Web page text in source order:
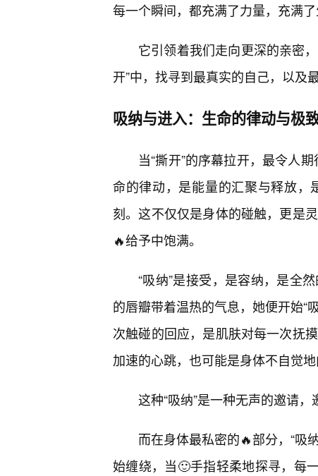
每一个瞬间，都充满了力量，充满了
它引领着我们走向更深的亲密
开”中，找寻到最真实的自己，以及
吸纳与进入：生命的律动与极
当“撕开”的序幕拉开，最令人
命的律动，是能量的汇聚与释放
刻。这不仅仅是身体的碰触，更是
🔥给予中饱满。
“吸纳”是接受，是容纳，是全
的唇瓣带着温热的气息，她便开始“
次触碰的回应，是肌肤对每一次抚
加速的心跳，也可能是身体不自觉地
这种“吸纳”是一种无声的邀请
而在身体最私密的🔥部分，“吸
始缠绕，当🙂手指轻柔地探寻，每